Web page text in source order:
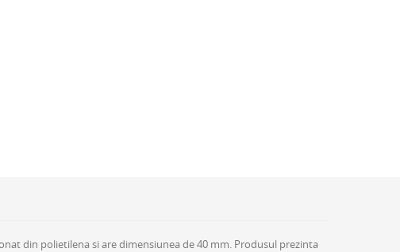
din polietilena si are dimensiunea de 40 mm. Produsul prezinta